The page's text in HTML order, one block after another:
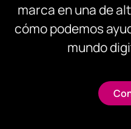
marca en una de
cómo podemos
mundo